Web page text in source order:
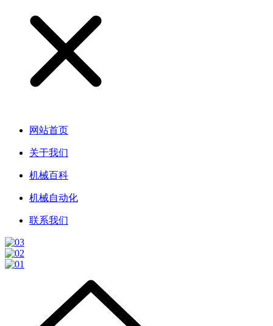
网站首页
关于我们
机械百科
机械自动化
联系我们